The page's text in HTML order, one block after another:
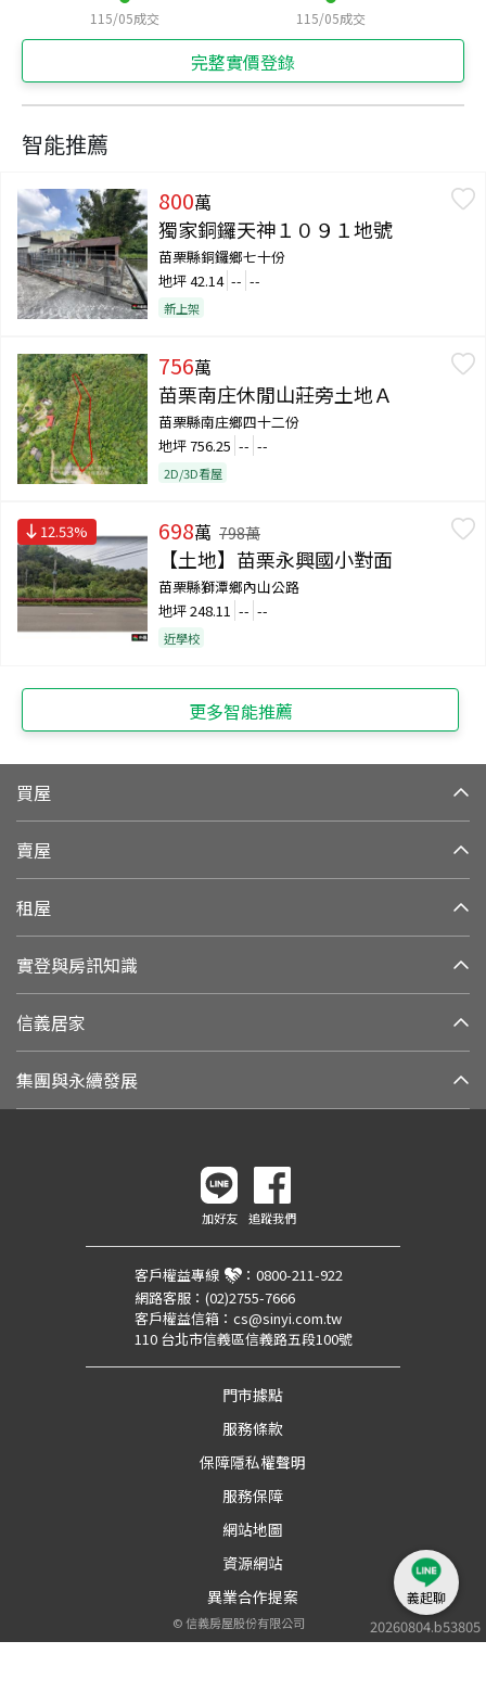
115/05成交 115/05成交
完整實價登錄
智能推薦
800萬
獨家銅鑼天神１０９１地號
苗栗縣銅鑼鄉七十份
地坪42.14 -- --
新上架
756萬
苗栗南庄休閒山莊旁土地Ａ
苗栗縣南庄鄉四十二份
地坪756.25 -- --
2D/3D看屋
12.53% 698萬 798萬
【土地】苗栗永興國小對面
苗栗縣獅潭鄉內山公路
地坪248.11 -- --
近學校
更多智能推薦
買屋
賣屋
租屋
實登與房訊知識
信義居家
集團與永續發展
20260804.b53805
加好友 追蹤我們
客戶權益專線 ： 0800-211-922
網路客服： (02)2755-7666
客戶權益信箱： cs@sinyi.com.tw
110 台北市信義區信義路五段100號
門市據點
服務條款
保障隱私權聲明
服務保障
網站地圖
資源網站
異業合作提案
©信義房屋股份有限公司
義起聊